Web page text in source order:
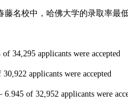
中，哈佛大学的录取率最低
applicants were accepted
applicants were accepted
of 32,952 applicants were